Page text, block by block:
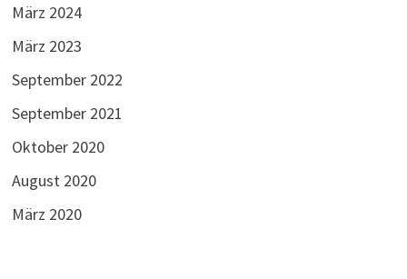
März 2024
März 2023
September 2022
September 2021
Oktober 2020
August 2020
März 2020